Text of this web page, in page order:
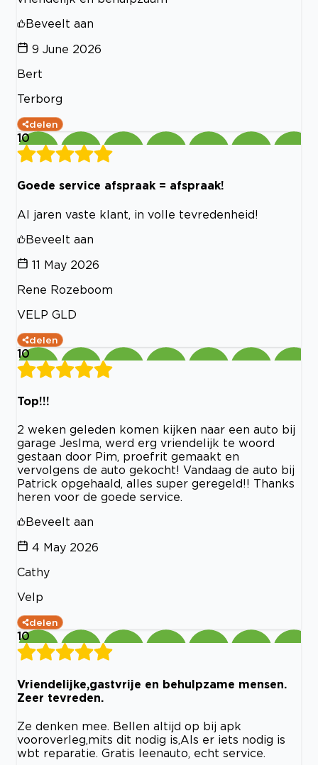
Beveelt aan
9 June 2026
Bert
Terborg
delen
10
Goede service afspraak = afspraak!
Al jaren vaste klant, in volle tevredenheid!
Beveelt aan
11 May 2026
Rene Rozeboom
VELP GLD
delen
10
Top!!!
2 weken geleden komen kijken naar een auto bij
garage Jeslma, werd erg vriendelijk te woord
gestaan door Pim, proefrit gemaakt en
vervolgens de auto gekocht! Vandaag de auto bij
Patrick opgehaald, alles super geregeld!! Thanks
heren voor de goede service.
Beveelt aan
4 May 2026
Cathy
Velp
delen
10
Vriendelijke,gastvrije en behulpzame mensen.
Zeer tevreden.
Ze denken mee. Bellen altijd op bij apk
vooroverleg,mits dit nodig is,Als er iets nodig is
wbt reparatie. Gratis leenauto, echt service.